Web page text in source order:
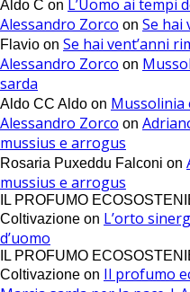
Aldo C on L’Uomo ai tempi
Alessandro Zorco on Se hai
Flavio on Se hai vent’anni
Alessandro Zorco on
sarda
Aldo CC Aldo on Mussolinia
Alessandro Zorco on
mussius e arrogus
Rosaria Puxeddu Falconi on
mussius e arrogus
IL PROFUMO
Coltivazione on L’orto
d’uomo
IL PROFUMO
Coltivazione on Il profumo